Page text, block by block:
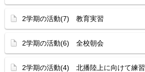
2学期の活動(7) 教育実習
2学期の活動(6) 全校朝会
2学期の活動(4) 北播陸上に向けて練習